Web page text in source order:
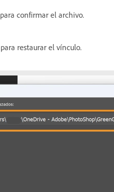
para confirmar el archivo.
para restaurar el vínculo.